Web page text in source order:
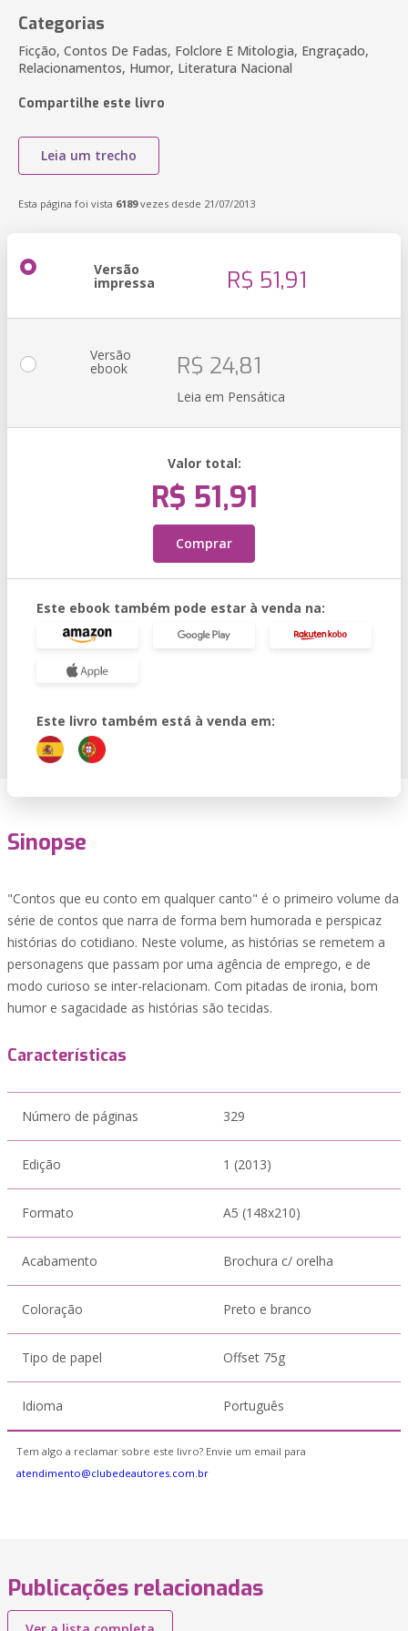
Categorias
Ficção, Contos De Fadas, Folclore E Mitologia, Engraçado,
Relacionamentos, Humor, Literatura Nacional
Compartilhe este livro
Leia um trecho
Esta página foi vista 6189vezes desde 21/07/2013
Versão
impressa R$ 51,91
Versão
ebook R$ 24,81
Leia em Pensática
Valor total:
R$ 51,91
Comprar
Este ebook também pode estar à venda na:
Este livro também está à venda em:
Sinopse
"Contos que eu conto em qualquer canto" é o primeiro volume da
série de contos que narra de forma bem humorada e perspicaz
histórias do cotidiano. Neste volume, as histórias se remetem a
personagens que passam por uma agência de emprego, e de
modo curioso se inter-relacionam. Com pitadas de ironia, bom
humor e sagacidade as histórias são tecidas.
Características
Número de páginas 329
Edição 1 (2013)
Formato A5 (148x210)
Acabamento Brochura c/ orelha
Coloração Preto e branco
Tipo de papel Offset 75g
Idioma Português
Tem algo a reclamar sobre este livro? Envie um email para
atendimento@clubedeautores.com.br
Publicações relacionadas